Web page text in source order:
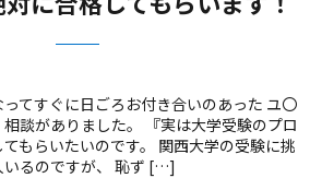
てすぐに日ごろお付き合いのあった ユ〇
談がありました。 『実は大学受験のプロ
もらいたいのです。 関西大学の受験に挑
いるのですが、 恥ず […]